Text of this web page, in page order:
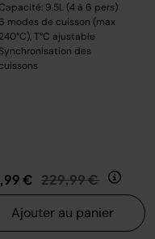
9.5L (4 à 6 pers)
6 modes de cuisson (max
240°C), T°C ajustable
Synchronisation des
cuissons
€ Prix réduit de
229,99 € au
Ajouter au panier